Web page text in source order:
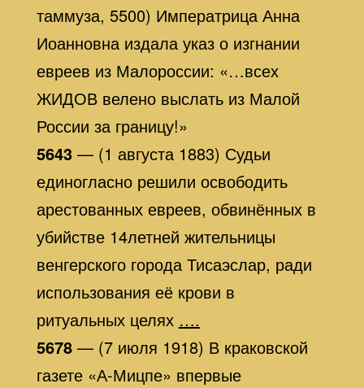
таммуза, 5500) Императрица Анна
Иоанновна издала указ о изгнании
евреев из Малороссии: «…всех
ЖИДОВ велено выслать из Малой
России за границу!»
5643— (1 августа 1883) Судьи
единогласно решили освободить
арестованных евреев, обвинённых в
убийстве 14летней жительницы
венгерского города Тисаэслар, ради
использования её крови в
ритуальных целях ….
5678— (7 июля 1918) В краковской
газете «А-Мицпе» впервые